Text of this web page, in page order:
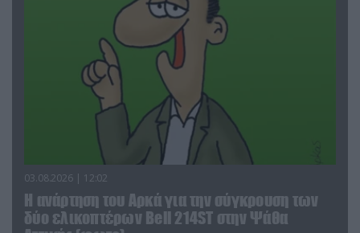
03.08.2026 | 12:02
Η ανάρτηση του Αρκά για την σύγκρουση των
δύο ελικοπτέρων Bell 214ST στην Ψάθα